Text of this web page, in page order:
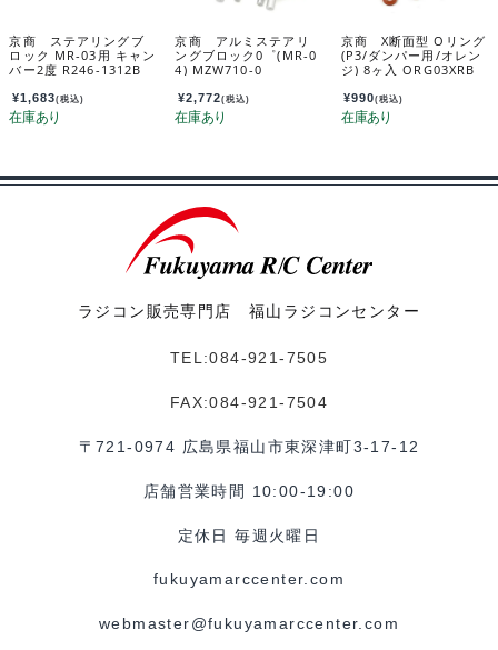
京商 ステアリングブ
ロック MR-03用 キャン
バー2度 R246-1312B
¥1,683(税込)
京商 アルミステアリ
ングブロック0゜(MR-0
4) MZW710-0
¥2,772(税込)
京商 X断面型 Oリング
(P3/ダンパー用/オレン
ジ) 8ヶ入 ORG03XRB
¥990(税込)
ラジコン販売専門店 福山ラジコンセンター
TEL:084-921-7505
FAX:084-921-7504
〒721-0974 広島県福山市東深津町3-17-12
店舗営業時間 10:00-19:00
定休日 毎週火曜日
fukuyamarccenter.com
webmaster@fukuyamarccenter.com